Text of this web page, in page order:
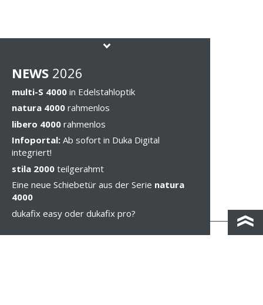
NEWS 2026
multi-S 4000 in Edelstahloptik
natura 4000 rahmenlos
libero 4000 rahmenlos
Infoportal: Ab sofort in Duka Digital
integriert!
stila 2000 teilgerahmt
Eine neue Schiebetür aus der Serie natura
4000
dukafix easy oder dukafix pro?